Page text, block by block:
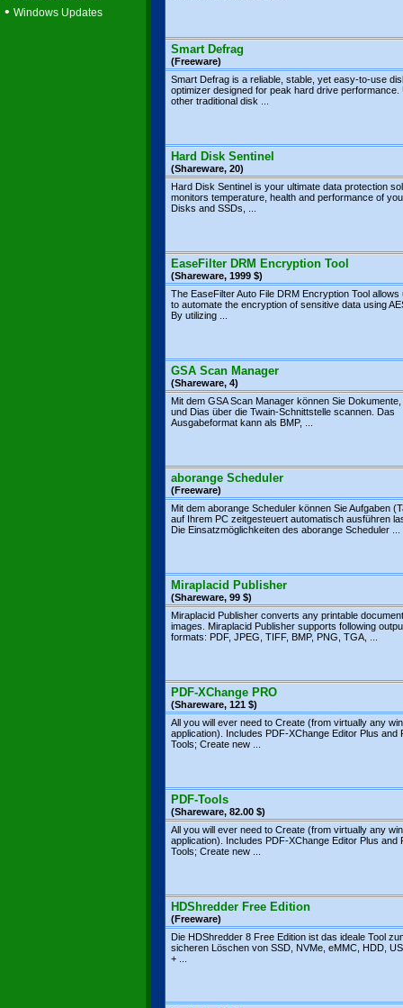
• Windows Updates
Smart Defrag
(Freeware)
Smart Defrag is a reliable, stable, yet easy-to-use
optimizer designed for peak hard drive performance.
other traditional disk ...
Hard Disk Sentinel
(Shareware, 20)
Hard Disk Sentinel is your ultimate data protection
monitors temperature, health and performance of
Disks and SSDs, ...
EaseFilter DRM Encryption Tool
(Shareware, 1999 $)
The EaseFilter Auto File DRM Encryption Tool allows
to automate the encryption of sensitive data using
By utilizing ...
GSA Scan Manager
(Shareware, 4)
Mit dem GSA Scan Manager können Sie Dokumente,
und Dias über die Twain-Schnittstelle scannen. Das
Ausgabeformat kann als BMP, ...
aborange Scheduler
(Freeware)
Mit dem aborange Scheduler können Sie Aufgaben
auf Ihrem PC zeitgesteuert automatisch ausführen
Die Einsatzmöglichkeiten des aborange Scheduler ...
Miraplacid Publisher
(Shareware, 99 $)
Miraplacid Publisher converts any printable
images. Miraplacid Publisher supports following
formats: PDF, JPEG, TIFF, BMP, PNG, TGA, ...
PDF-XChange PRO
(Shareware, 121 $)
All you will ever need to Create (from virtually any
application). Includes PDF-XChange Editor Plus and
Tools; Create new ...
PDF-Tools
(Shareware, 82.00 $)
All you will ever need to Create (from virtually any
application). Includes PDF-XChange Editor Plus and
Tools; Create new ...
HDShredder Free Edition
(Freeware)
Die HDShredder 8 Free Edition ist das ideale Tool
sicheren Löschen von SSD, NVMe, eMMC, HDD,
+ ...